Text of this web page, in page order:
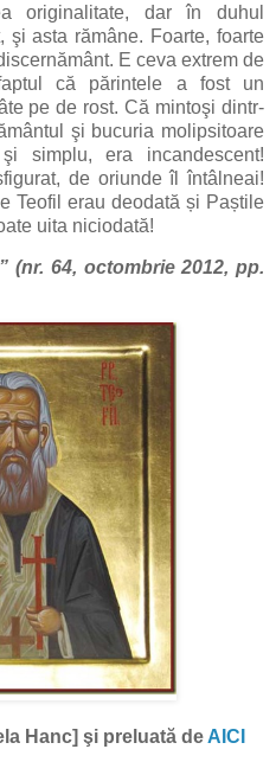
originalitate, dar în duhul
şi asta rămâne. Foarte, foarte
E ceva extrem de
că părintele a fost un
pe de rost. Că mintoşi dintr-
şi bucuria molipsitoare
simplu, era incandescent!
de oriunde îl întâlneai!
Teofil erau deodată și Paștile
uita niciodată!
(nr. 64, octombrie 2012, pp.
Hanc] şi preluată de AICI